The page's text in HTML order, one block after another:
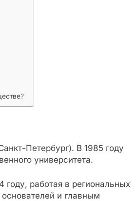
Петербург). В 1985 году
университета.
работая в региональных
и главным